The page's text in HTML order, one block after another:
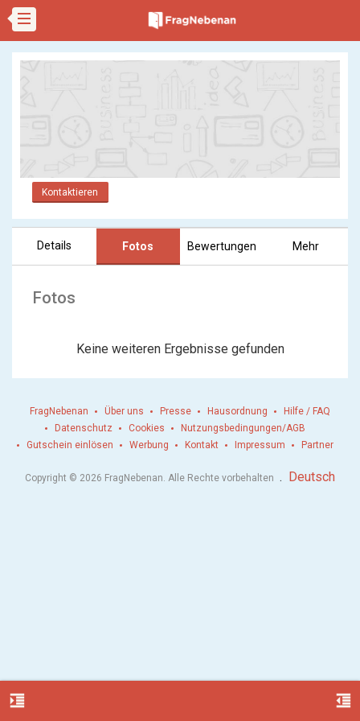
Kontaktieren
Details Fotos Bewertungen Mehr
Fotos
Keine weiteren Ergebnisse gefunden
format_indent_increase format_indent_decrease
FragNebenan Über uns Presse Hausordnung
Hilfe / FAQ
Datenschutz
Cookies
Nutzungsbedingungen/AGB
Gutschein einlösen
Werbung Kontakt Impressum Partner
Copyright © 2026 FragNebenan. Alle Rechte vorbehalten . Deutsch